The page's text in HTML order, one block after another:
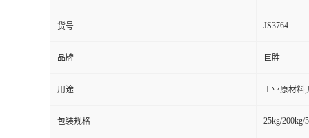
货号 JS3764
品牌 巨胜
用途 工业原材料
包装规格 25kg/200kg/